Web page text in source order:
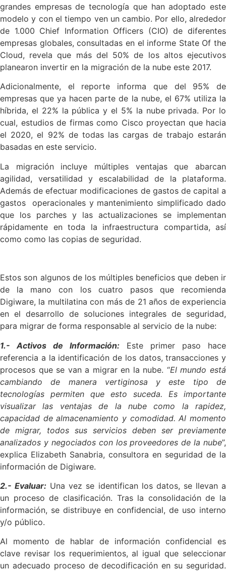
grandes empresas de tecnología que han adoptado este
modelo y con el tiempo ven un cambio. Por ello, alrededor
de 1.000 Chief Information Officers (CIO) de diferentes
empresas globales, consultadas en el informe State Of the
Cloud, revela que más del 50% de los altos ejecutivos
planearon invertir en la migración de la nube este 2017.
Adicionalmente, el reporte informa que del 95% de
empresas que ya hacen parte de la nube, el 67% utiliza la
híbrida, el 22% la pública y el 5% la nube privada. Por lo
cual, estudios de firmas como Cisco proyectan que hacia
el 2020, el 92% de todas las cargas de trabajo estarán
basadas en este servicio.
La migración incluye múltiples ventajas que abarcan
agilidad, versatilidad y escalabilidad de la plataforma.
Además de efectuar modificaciones de gastos de capital a
gastos operacionales y mantenimiento simplificado dado
que los parches y las actualizaciones se implementan
rápidamente en toda la infraestructura compartida, así
como como las copias de seguridad.
Estos son algunos de los múltiples beneficios que deben ir
de la mano con los cuatro pasos que recomienda
Digiware, la multilatina con más de 21 años de experiencia
en el desarrollo de soluciones integrales de seguridad,
para migrar de forma responsable al servicio de la nube:
1.- Activos de Información: Este primer paso hace
referencia a la identificación de los datos, transacciones y
procesos que se van a migrar en la nube. “El mundo está
cambiando de manera vertiginosa y este tipo de
tecnologías permiten que esto suceda. Es importante
visualizar las ventajas de la nube como la rapidez,
capacidad de almacenamiento y comodidad. Al momento
de migrar, todos sus servicios deben ser previamente
analizados y negociados con los proveedores de la nube”,
explica Elizabeth Sanabria, consultora en seguridad de la
información de Digiware.
2.- Evaluar: Una vez se identifican los datos, se llevan a
un proceso de clasificación. Tras la consolidación de la
información, se distribuye en confidencial, de uso interno
y/o público.
Al momento de hablar de información confidencial es
clave revisar los requerimientos, al igual que seleccionar
un adecuado proceso de decodificación en su seguridad.